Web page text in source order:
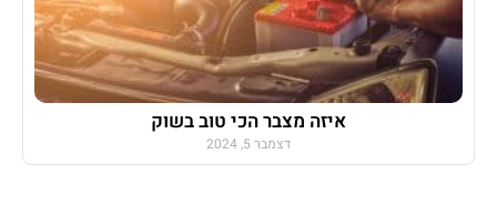
איזה מצבר הכי טוב בשוק
דצמבר 5, 2024